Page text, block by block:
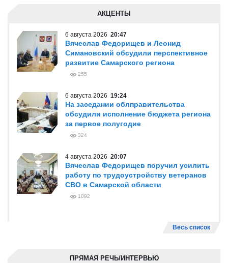
АКЦЕНТЫ
6 августа 2026 20:47
Вячеслав Федорищев и Леонид
Симановский обсудили перспективное
развитие Самарского региона
255
6 августа 2026 19:24
На заседании облправительства
обсудили исполнение бюджета региона
за первое полугодие
324
4 августа 2026 20:07
Вячеслав Федорищев поручил усилить
работу по трудоустройству ветеранов
СВО в Самарской области
1092
Весь список
ПРЯМАЯ РЕЧЬ/ИНТЕРВЬЮ